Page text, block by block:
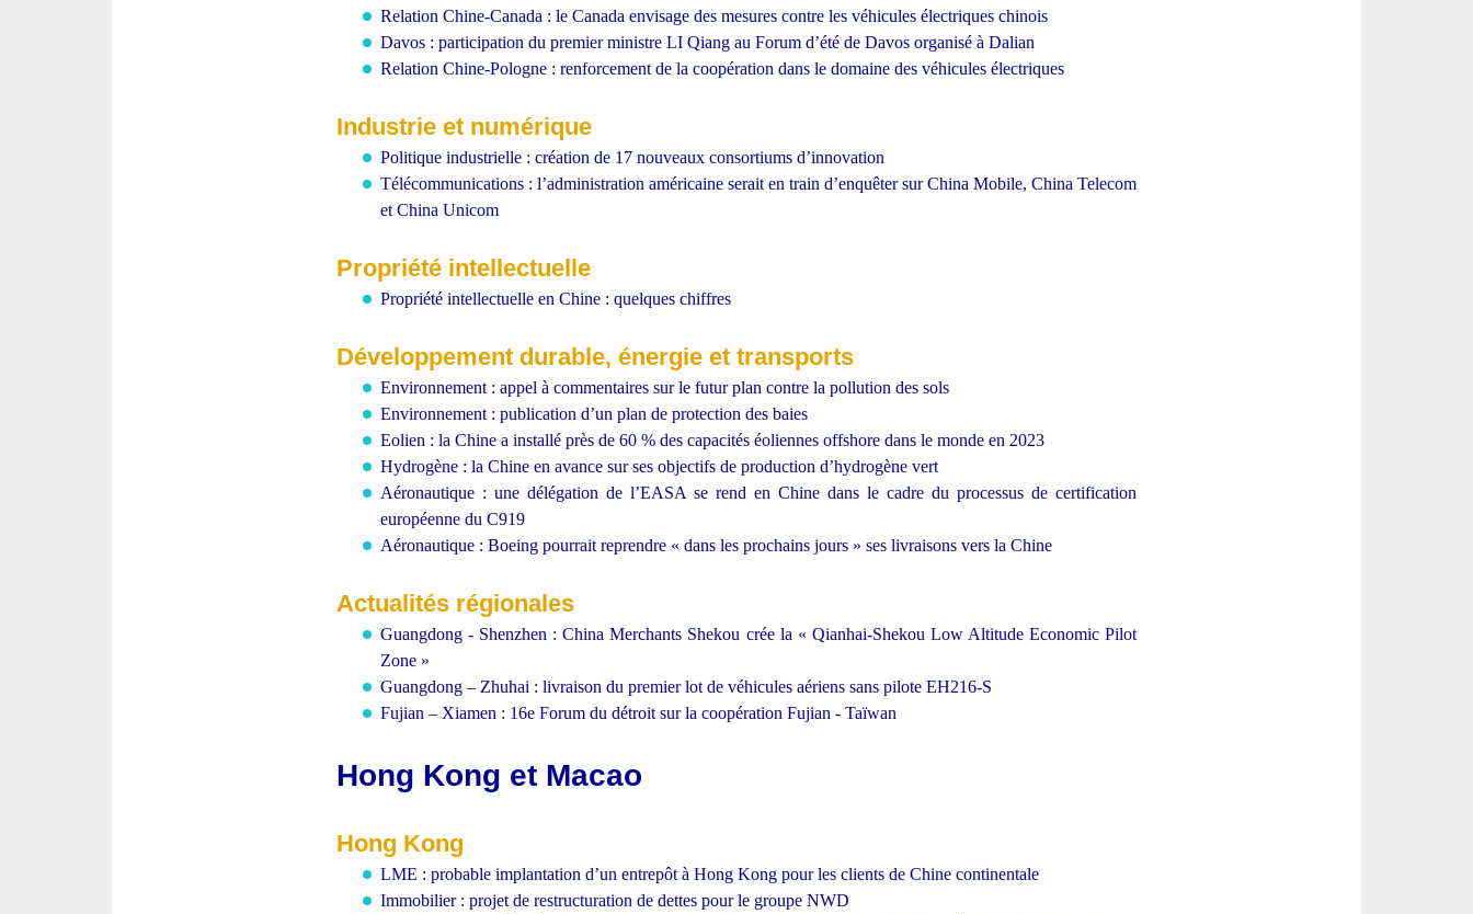
Relation Chine-Canada : le Canada envisage des mesures contre les véhicules électriques chinois
Davos : participation du premier ministre LI Qiang au Forum d’été de Davos organisé à Dalian
Relation Chine-Pologne : renforcement de la coopération dans le domaine des véhicules électriques
Industrie et numérique
Politique industrielle : création de 17 nouveaux consortiums d’innovation
Télécommunications : l’administration américaine serait en train d’enquêter sur China Mobile, China Telecom
et China Unicom
Propriété intellectuelle
Propriété intellectuelle en Chine : quelques chiffres
Développement durable, énergie et transports
Environnement : appel à commentaires sur le futur plan contre la pollution des sols
Environnement : publication d’un plan de protection des baies
Eolien : la Chine a installé près de 60 % des capacités éoliennes offshore dans le monde en 2023
Hydrogène : la Chine en avance sur ses objectifs de production d’hydrogène vert
Aéronautique : une délégation de l’EASA se rend en Chine dans le cadre du processus de certification
européenne du C919
Aéronautique : Boeing pourrait reprendre « dans les prochains jours » ses livraisons vers la Chine
Actualités régionales
Guangdong - Shenzhen : China Merchants Shekou crée la « Qianhai-Shekou Low Altitude Economic Pilot
Zone »
Guangdong – Zhuhai : livraison du premier lot de véhicules aériens sans pilote EH216-S
Fujian – Xiamen : 16e Forum du détroit sur la coopération Fujian - Taïwan
Hong Kong et Macao
Hong Kong
LME : probable implantation d’un entrepôt à Hong Kong pour les clients de Chine continentale
Immobilier : projet de restructuration de dettes pour le groupe NWD